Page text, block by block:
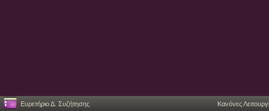
Ευρετήριο Δ. Συζήτησης Κανόνες